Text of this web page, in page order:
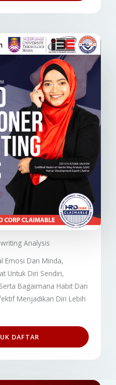
Analysis
Emosi Dan Minda,
Untuk Diri Sendiri,
Bagaimana Habit Dan
Menjadikan Diri Lebih
DAFTAR